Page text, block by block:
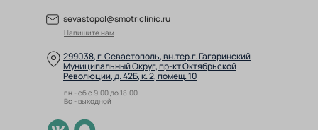
sevastopol@smotriclinic.ru
Напишите нам
пн - сб с 9:00 до 18:00
Вс - выходной
299038, г. Севастополь, вн.тер.г. Гагаринский
Муниципальный Округ, пр-кт Октябрьской
Революции, д. 42Б, к. 2, помещ. 10